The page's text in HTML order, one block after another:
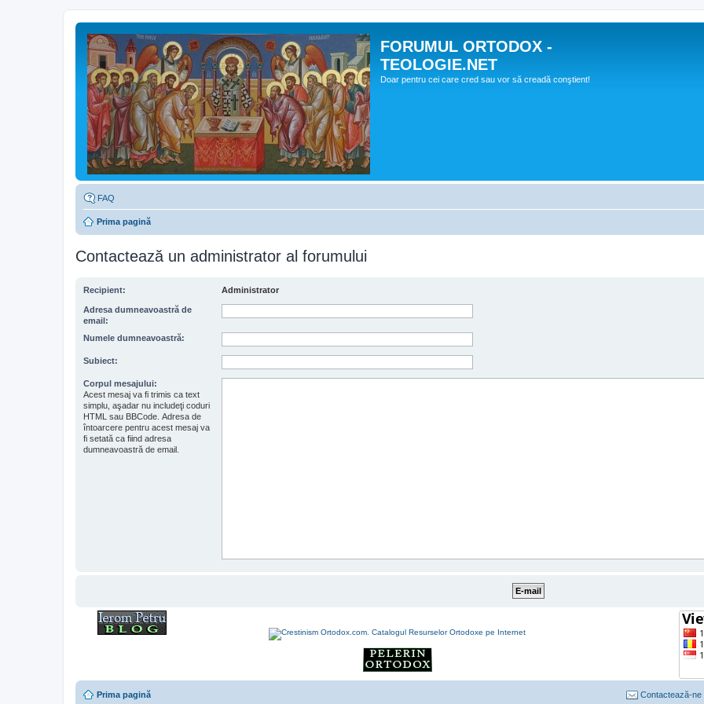
FORUMUL ORTODOX -
TEOLOGIE.NET
Doar pentru cei care cred sau vor să creadă conştient!
FAQ
Prima pagină
Contactează un administrator al forumului
Recipient: Administrator
Adresa dumneavoastră de
email:
Numele dumneavoastră:
Subiect:
Corpul mesajului:
Acest mesaj va fi trimis ca text
simplu, aşadar nu includeţi coduri
HTML sau BBCode. Adresa de
întoarcere pentru acest mesaj va
fi setată ca fiind adresa
dumneavoastră de email.
Prima pagină Contactează-ne